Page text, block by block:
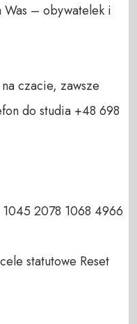
– obywatelek i
czacie, zawsze
do studia +48 698
2078 1068 4966
statutowe Reset